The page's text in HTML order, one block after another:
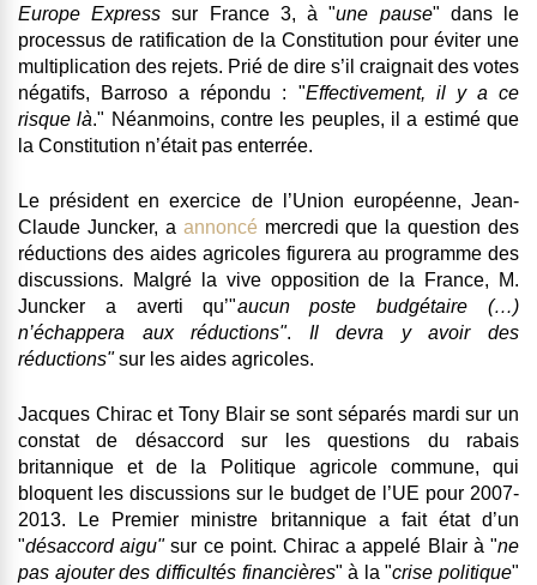
Europe Express sur France 3, à "une pause" dans le
processus de ratification de la Constitution pour éviter une
multiplication des rejets. Prié de dire s’il craignait des votes
négatifs, Barroso a répondu : "Effectivement, il y a ce
risque là." Néanmoins, contre les peuples, il a estimé que
la Constitution n’était pas enterrée.
Le président en exercice de l’Union européenne, Jean-
Claude Juncker, a annoncé mercredi que la question des
réductions des aides agricoles figurera au programme des
discussions. Malgré la vive opposition de la France, M.
Juncker a averti qu’"aucun poste budgétaire (…)
n’échappera aux réductions". Il devra y avoir des
réductions"sur les aides agricoles.
Jacques Chirac et Tony Blair se sont séparés mardi sur un
constat de désaccord sur les questions du rabais
britannique et de la Politique agricole commune, qui
bloquent les discussions sur le budget de l’UE pour 2007-
2013. Le Premier ministre britannique a fait état d’un
"désaccord aigu"sur ce point. Chirac a appelé Blair à "ne
pas ajouter des difficultés financières" à la "crise politique"